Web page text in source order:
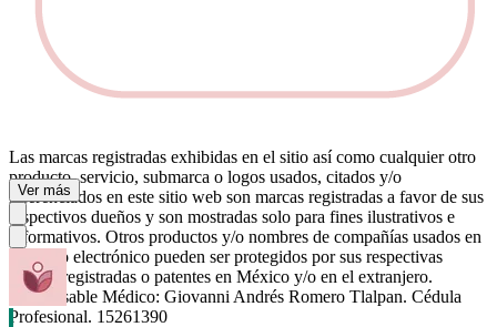
Las marcas registradas exhibidas en el sitio así como cualquier otro
producto, servicio, submarca o logos usados, citados y/o
referenciados en este sitio web son marcas registradas a favor de sus
respectivos dueños y son mostradas solo para fines ilustrativos e
informativos. Otros productos y/o nombres de compañías usados en
este sitio electrónico pueden ser protegidos por sus respectivas
marcas registradas o patentes en México y/o en el extranjero.
Responsable Médico: Giovanni Andrés Romero Tlalpan. Cédula
Profesional. 15261390
Ver más